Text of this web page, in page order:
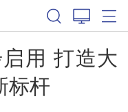
用 打造大
标杆